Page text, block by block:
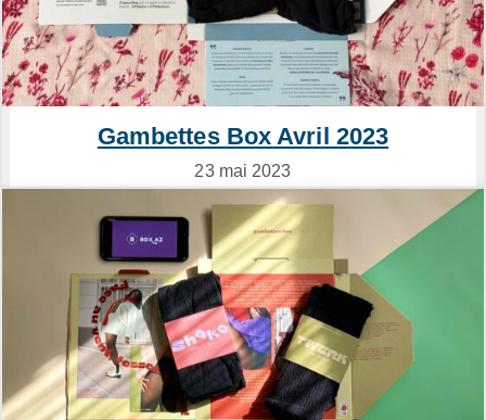
Gambettes Box Avril 2023
23 mai 2023